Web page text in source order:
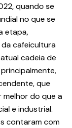
quando se
no que se
etapa,
cafeicultura
cadeia de
que
do que a
e industrial.
contaram com